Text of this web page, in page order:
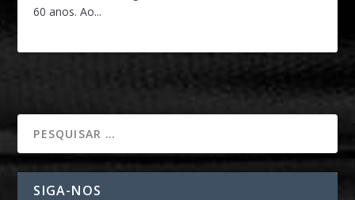
60 anos. Ao...
SIGA-NOS